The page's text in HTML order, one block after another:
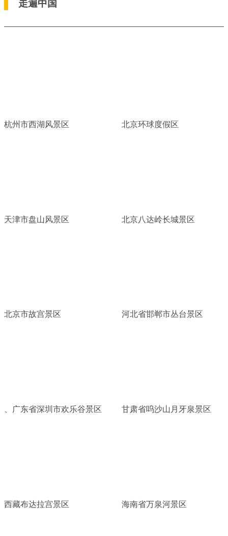
走遍中国
杭州市西湖风景区 北京环球度假区
天津市盘山风景区 北京八达岭长城景区
北京市故宫景区 河北省邯郸市丛台景区
、广东省深圳市欢乐谷景区 甘肃省呜沙山月牙泉景区
西藏布达拉宫景区 海南省万泉河景区